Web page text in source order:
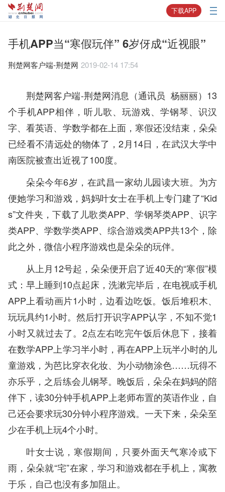
下载APP
手机APP当“寒假玩伴” 6岁伢成“近视眼”
荆楚网客户端-荆楚网 2019-02-14 17:54
荆楚网客户端-荆楚网消息（通讯员 杨丽丽）13
个手机APP相伴，听儿歌、玩游戏、学钢琴、识汉
字、看英语、学数学都在上面，寒假还没结束，朵朵
已经看不清远处的物体了，2月14日，在武汉大学中
南医院被查出近视了100度。
朵朵今年6岁，在武昌一家幼儿园读大班。为方
便她学习和游戏，妈妈叶女士在手机上专门建了“Kid
s”文件夹，下载了儿歌类APP、学钢琴类APP、识字
类APP、学数学类APP、综合游戏类APP共13个，除
此之外，微信小程序游戏也是朵朵的玩伴。
从上月12号起，朵朵便开启了近40天的“寒假”模
式：早上睡到10点起床，洗漱完毕后，在电视或手机
APP上看动画片1小时，边看边吃饭。饭后堆积木、
玩玩具约1小时。然后打开识字APP认字，不知不觉1
小时又就过去了。2点左右吃完午饭后休息下，接着
在数学APP上学习半小时，再在APP上玩半小时的儿
童游戏，为芭比穿衣化妆、为小动物涂色……玩得不
亦乐乎，之后练会儿钢琴。晚饭后，朵朵在妈妈的陪
伴下，读30分钟手机APP上老师布置的英语作业，自
己还会要求玩30分钟小程序游戏。一天下来，朵朵至
少在手机上玩4个小时。
叶女士说，寒假期间，只要外面天气寒冷或下
雨，朵朵就“宅”在家，学习和游戏都在手机上，寓教
于乐，自己也没有多加阻止。